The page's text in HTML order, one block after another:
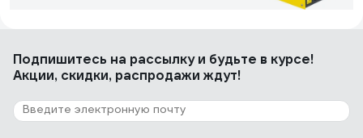
Компактная, мощная пушка. Покупал для гаража 20 м2.
За час температура поднялась на 10 градусов.
Подпишитесь на рассылкуи будьте в курсе!
Акции, скидки, распродажи ждут!